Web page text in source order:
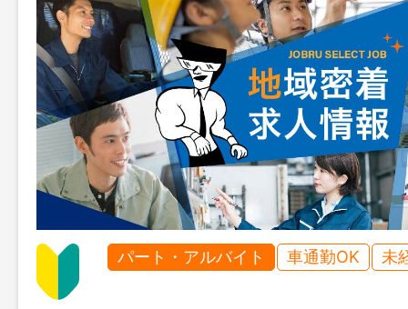
パート・アルバイト 車通勤OK 未